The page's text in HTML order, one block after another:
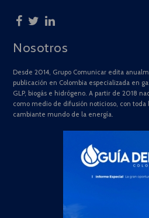
Nosotros
Desde 2014, Grupo Comunicar edita
publicación en Colombia especializada en
GLP, biogás e hidrógeno. A partir de 2018
como medio de difusión noticioso, con
cambiante mundo de la energía.